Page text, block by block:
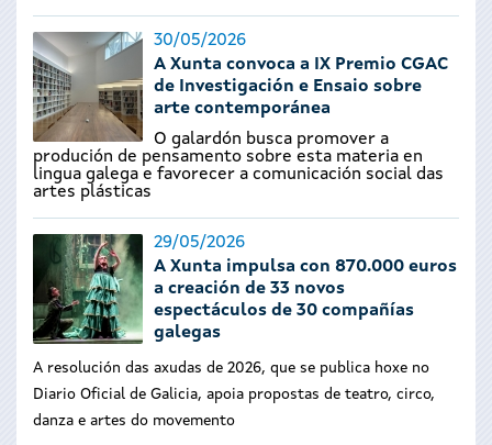
30/05/2026
A Xunta convoca a IX Premio CGAC
de Investigación e Ensaio sobre
arte contemporánea
O galardón busca promover a
produción de pensamento sobre esta materia en
lingua galega e favorecer a comunicación social das
artes plásticas
29/05/2026
A Xunta impulsa con 870.000 euros
a creación de 33 novos
espectáculos de 30 compañías
galegas
A resolución das axudas de 2026, que se publica hoxe no
Diario Oficial de Galicia, apoia propostas de teatro, circo,
danza e artes do movemento